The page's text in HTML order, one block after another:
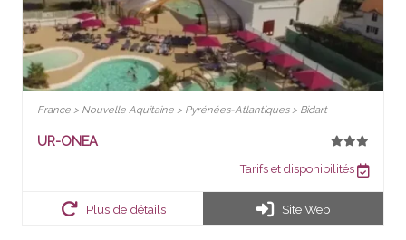
France > Nouvelle Aquitaine > Pyrénées-Atlantiques > Bidart
UR-ONEA
Tarifs et disponibilités
Plus de détails Site Web